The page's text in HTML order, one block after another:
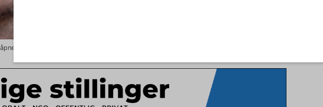
reagerer kraftig på viltmendenes kvoteforslag. Foto: Naturvernforbundet / Pixabay.